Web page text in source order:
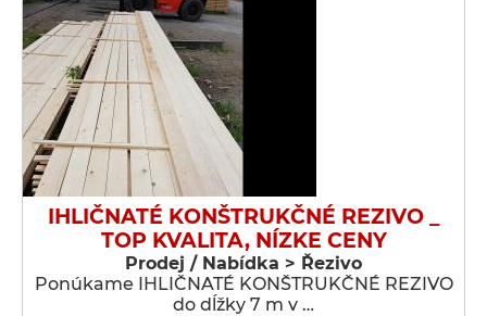
IHLIČNATÉ KONŠTRUKČNÉ REZIVO _
TOP KVALITA, NÍZKE CENY
Prodej / Nabídka > Řezivo
Ponúkame IHLIČNATÉ KONŠTRUKČNÉ REZIVO
do dĺžky 7 m v …